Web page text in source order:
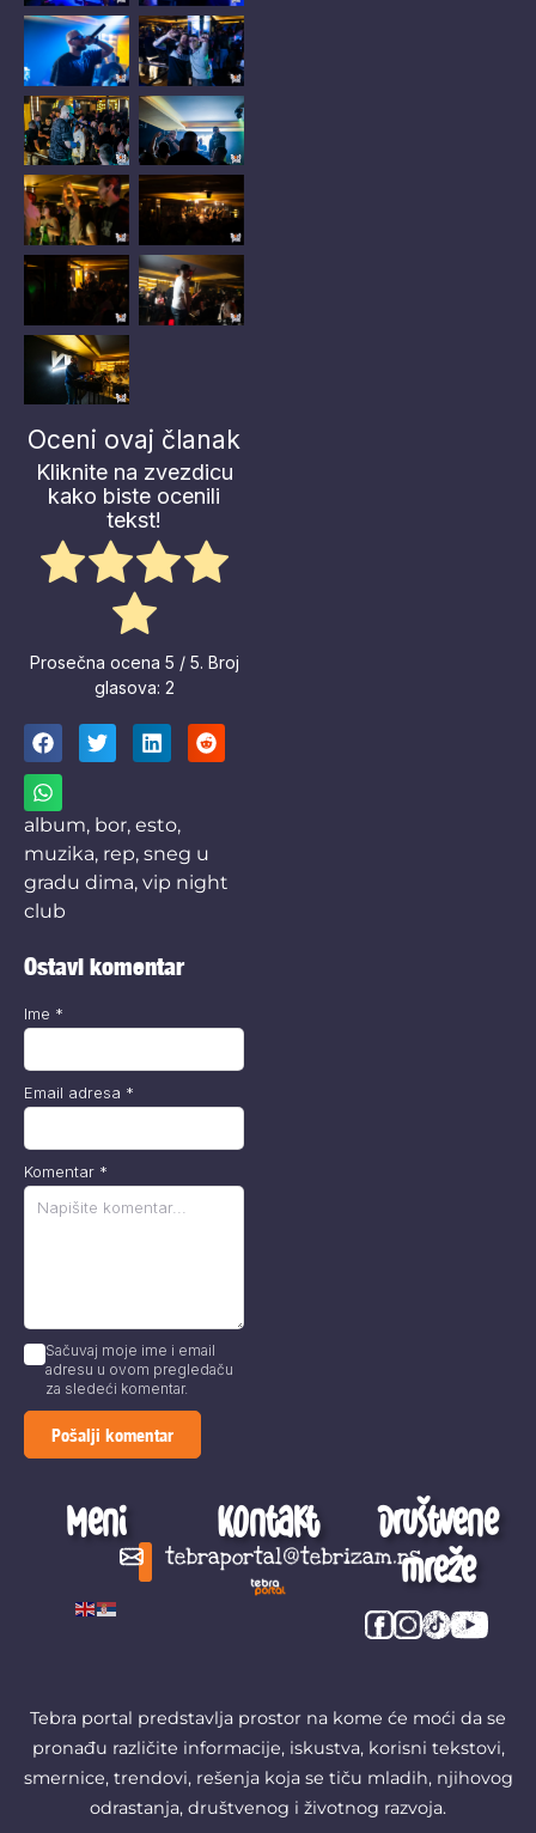
Oceni ovaj članak
Kliknite na zvezdicu
kako biste ocenili
tekst!
Prosečna ocena 5 / 5. Broj
glasova: 2
album, bor, esto,
muzika, rep, sneg u
gradu dima, vip night
club
Ostavi komentar
Komentar *
Ime *
Email adresa *
Sačuvaj moje ime i email
adresu u ovom pregledaču
za sledeći komentar.
Meni Kontakt
tebraportal@tebrizam.rs
Društvene
mreže
Tebra portal predstavlja prostor na kome će moći da se
pronađu različite informacije, iskustva, korisni tekstovi,
smernice, trendovi, rešenja koja se tiču mladih, njihovog
odrastanja, društvenog i životnog razvoja.